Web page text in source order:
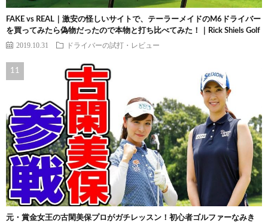
FAKE vs REAL｜激安の怪しいサイトで、テーラーメイドのM6ドライバー
を買ってみたら偽物だったので本物と打ち比べてみた！｜Rick Shiels Golf
2019.10.31 ドライバーの試打・レビュー
元・賞金女王の古閑美保プロがガチレッスン！初心者ゴルファーなみき